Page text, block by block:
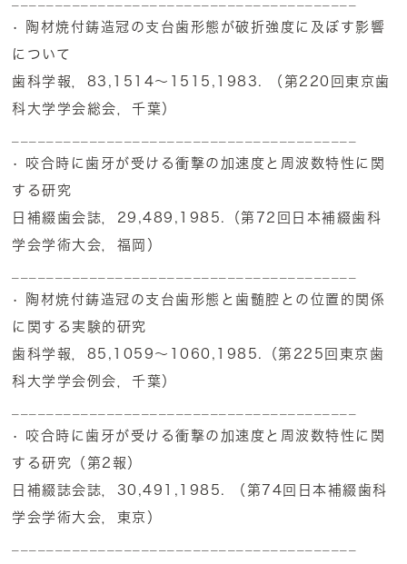
• 陶材焼付鋳造冠の支台歯形態が破折強度に及ぼす影響
について
歯科学報，83,1514～1515,1983. （第220回東京歯
科大学学会総会，千葉）
• 咬合時に歯牙が受ける衝撃の加速度と周波数特性に関
する研究
日補綴歯会誌，29,489,1985.（第72回日本補綴歯科
学会学術大会，福岡）
• 陶材焼付鋳造冠の支台歯形態と歯髄腔との位置的関係
に関する実験的研究
歯科学報，85,1059～1060,1985.（第225回東京歯
科大学学会例会，千葉）
• 咬合時に歯牙が受ける衝撃の加速度と周波数特性に関
する研究（第2報）
日補綴誌会誌，30,491,1985. （第74回日本補綴歯科
学会学術大会，東京）